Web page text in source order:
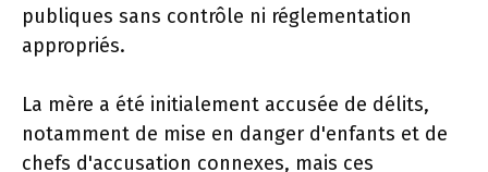
publiques sans contrôle ni réglementation
appropriés.
La mère a été initialement accusée de délits,
notamment de mise en danger d'enfants et de
chefs d'accusation connexes, mais ces